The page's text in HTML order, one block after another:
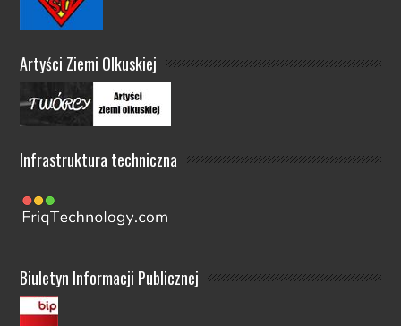
Artyści Ziemi Olkuskiej
Infrastruktura techniczna
Biuletyn Informacji Publicznej